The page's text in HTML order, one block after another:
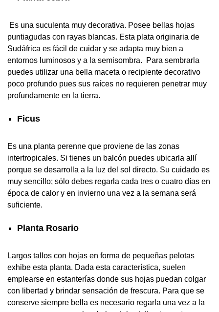
Es una suculenta muy decorativa. Posee bellas hojas
puntiagudas con rayas blancas. Esta plata originaria de
Sudáfrica es fácil de cuidar y se adapta muy bien a
entornos luminosos y a la semisombra. Para sembrarla
puedes utilizar una bella maceta o recipiente decorativo
poco profundo pues sus raíces no requieren penetrar muy
profundamente en la tierra.
Ficus
Es una planta perenne que proviene de las zonas
intertropicales. Si tienes un balcón puedes ubicarla allí
porque se desarrolla a la luz del sol directo. Su cuidado es
muy sencillo; sólo debes regarla cada tres o cuatro días en
época de calor y en invierno una vez a la semana será
suficiente.
Planta Rosario
Largos tallos con hojas en forma de pequeñas pelotas
exhibe esta planta. Dada esta característica, suelen
emplearse en estanterías donde sus hojas puedan colgar
con libertad y brindar sensación de frescura. Para que se
conserve siempre bella es necesario regarla una vez a la